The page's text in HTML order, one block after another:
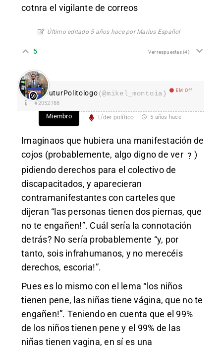
cotnra el vigilante de correos
Último editado 5 años hace por Marius Español
5 Ver respuestas(4)
FuturPolitologo(@mikel_montoia) EM Off
#2052788
Miembro Líder político 5 años hace
Imaginaos que hubiera una manifestación de
cojos (probablemente, algo digno de ver ? )
pidiendo derechos para el colectivo de
discapacitados, y aparecieran
contramanifestantes con carteles que
dijeran “las personas tienen dos piernas, que
no te engañen!”. Cuál sería la connotación
detrás? No sería probablemente “y, por
tanto, sois infrahumanos, y no merecéis
derechos, escoria!”.
Pues es lo mismo con el lema “los niños
tienen pene, las niñas tiene vágina, que no te
engañen!”. Teniendo en cuenta que el 99%
de los niños tienen pene y el 99% de las
niñas tienen vagina, en sí es una